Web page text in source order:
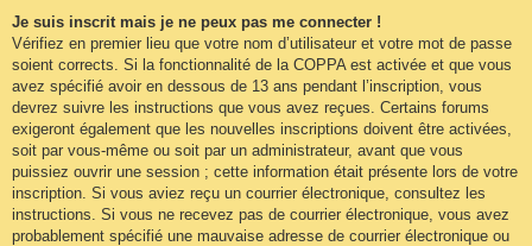
Je suis inscrit mais je ne peux pas me connecter !
Vérifiez en premier lieu que votre nom d’utilisateur et votre mot de passe
soient corrects. Si la fonctionnalité de la COPPA est activée et que vous
avez spécifié avoir en dessous de 13 ans pendant l’inscription, vous
devrez suivre les instructions que vous avez reçues. Certains forums
exigeront également que les nouvelles inscriptions doivent être activées,
soit par vous-même ou soit par un administrateur, avant que vous
puissiez ouvrir une session ; cette information était présente lors de votre
inscription. Si vous aviez reçu un courrier électronique, consultez les
instructions. Si vous ne recevez pas de courrier électronique, vous avez
probablement spécifié une mauvaise adresse de courrier électronique ou